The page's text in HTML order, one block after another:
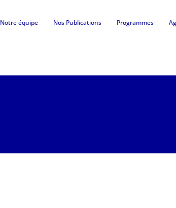
Notre équipe Nos Publications Programmes